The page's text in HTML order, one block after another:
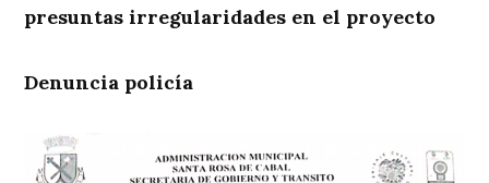
presuntas irregularidades en el proyecto
Denuncia policía